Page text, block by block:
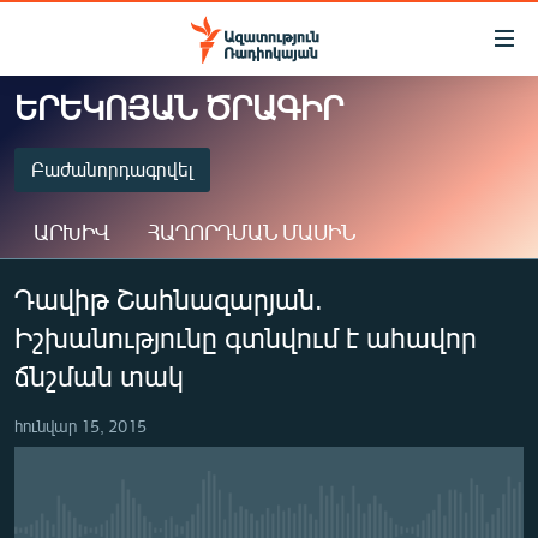
Մատչելիության
Անցնել
հիմնական
բովանդակությանը
Անցնել
մենյուին
Որոնում
ԱԶԱՏՈՒԹՅՈՒՆ TV
ՀԱՅԱՍՏԱՆ
ԸՆՏՐՈՒԹՅՈՒՆՆԵՐ 2026
ԻՐԱՎՈՒՆՔ
ՀԱՍԱՐԱԿՈՒԹՅՈՒՆ
ՏՆՏԵՍՈՒԹՅՈՒՆ
ՂԱՐԱԲԱՂ
ԵՐԵԿՈՅԱՆ ԾՐԱԳԻՐ
Բաժանորդագրվել
Spotify
ԱՐԽԻՎ ՀԱՂՈՐԴՄԱՆ ՄԱՍԻՆ
Դավիթ Շահնազարյան.
Իշխանությունը գտնվում է ահավոր
ճնշման տակ
հունվար 15, 2015